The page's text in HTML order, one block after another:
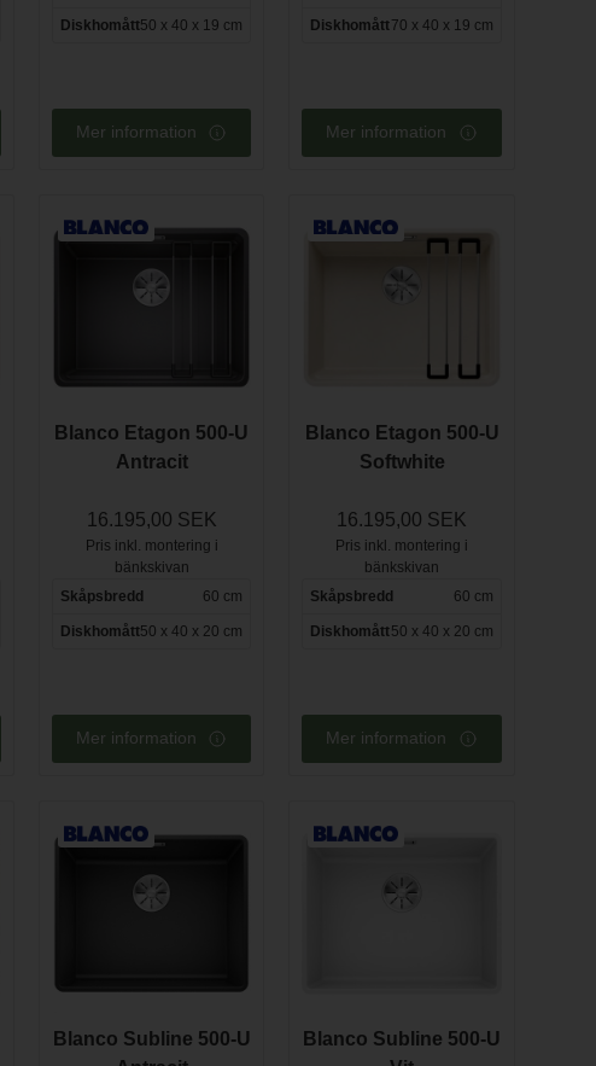
Diskhomått50 x 40 x 19 cm
Mer information
Diskhomått70 x 40 x 19 cm
Mer information
Blanco Etagon 500-U
Antracit
16.195,00 SEK
Pris inkl. montering i
bänkskivan
Skåpsbredd
60 cm
Diskhomått50 x 40 x 20 cm
Mer information
Blanco Etagon 500-U
Softwhite
16.195,00 SEK
Pris inkl. montering i
bänkskivan
Skåpsbredd
60 cm
Diskhomått50 x 40 x 20 cm
Mer information
Blanco Subline 500-U
Blanco Subline 500-U